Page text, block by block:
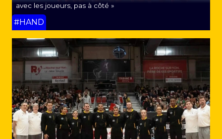
avec les joueurs, pas à côté »
#HAND